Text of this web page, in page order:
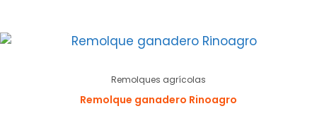
Remolques agrícolas
Remolque ganadero Rinoagro